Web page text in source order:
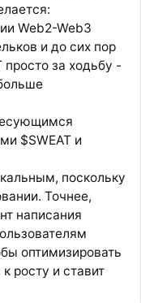
Web2-Web3
и до сих пор
просто за ходьбу -
$SWEAT и
поскольку
Точнее,
написания
оптимизировать
росту и ставит